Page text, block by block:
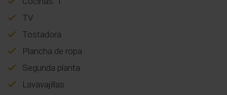
TV
Tostadora
Plancha de ropa
Segunda planta
Lavavajillas